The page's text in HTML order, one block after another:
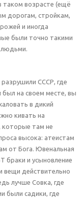
таком возрасте (ещё
дорогам, стройкам,
и иногда
были точно такими
разрушили СССР, где
на своем месте, вы
в дикий
кивать на
которые там не
высока: атеистам
от Бога. Ювенальная
браки и усыновление
вещи действительно
лучше Совка, где
были садики, где